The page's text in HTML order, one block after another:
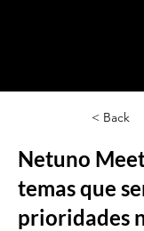
< Back
Netuno
temas que
prioridades